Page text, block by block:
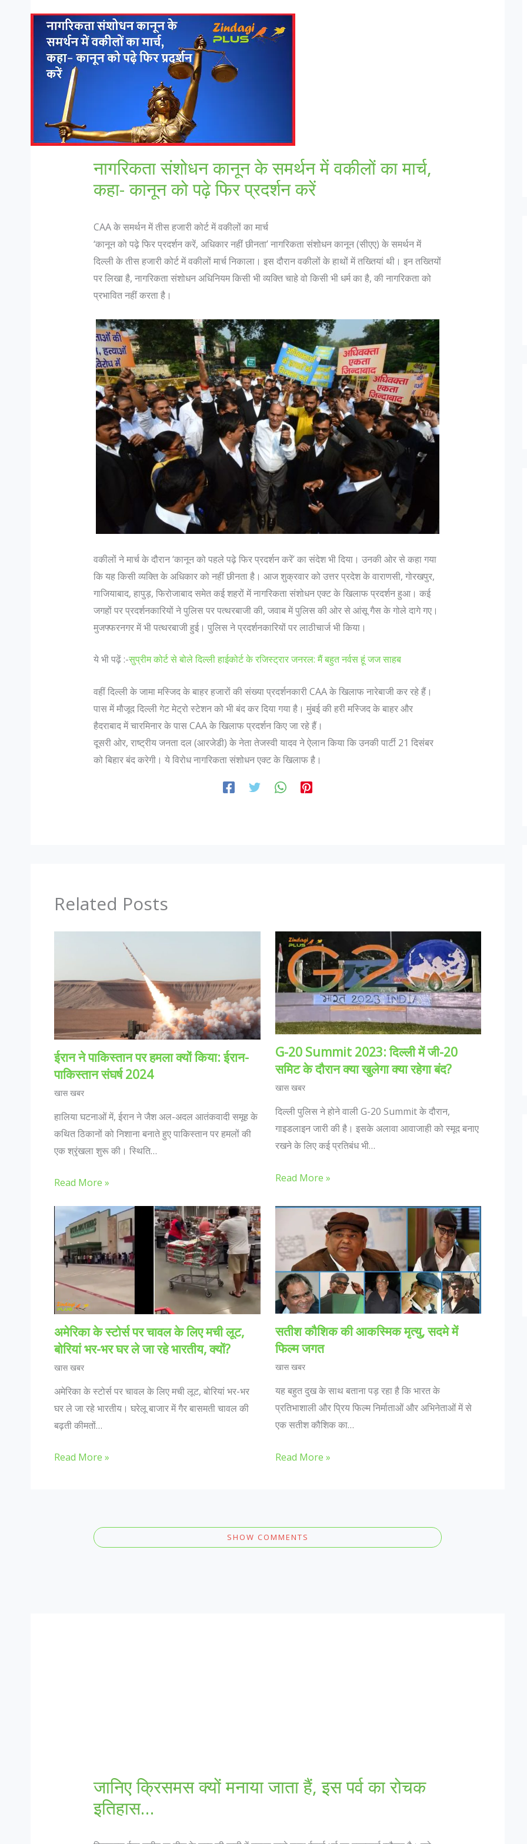
नागरिकता संशोधन कानून के समर्थन में वकीलों का मार्च,
कहा- कानून को पढ़े फिर प्रदर्शन करें
CAA के समर्थन में तीस हजारी कोर्ट में वकीलों का मार्च
‘कानून को पढ़े फिर प्रदर्शन करें, अधिकार नहीं छीनता’ नागरिकता संशोधन कानून (सीएए) के समर्थन में
दिल्ली के तीस हजारी कोर्ट में वकीलों मार्च निकाला। इस दौरान वकीलों के हाथों में तख्तियां थी। इन तख्तियों
पर लिखा है, नागरिकता संशोधन अधिनियम किसी भी व्यक्ति चाहे वो किसी भी धर्म का है, की नागरिकता को
प्रभावित नहीं करता है।
वकीलों ने मार्च के दौरान ‘कानून को पहले पढ़े फिर प्रदर्शन करें’ का संदेश भी दिया। उनकी ओर से कहा गया
कि यह किसी व्यक्ति के अधिकार को नहीं छीनता है। आज शुक्रवार को उत्तर प्रदेश के वाराणसी, गोरखपुर,
गाजियाबाद, हापुड़, फिरोजाबाद समेत कई शहरों में नागरिकता संशोधन एक्ट के खिलाफ प्रदर्शन हुआ। कई
जगहों पर प्रदर्शनकारियों ने पुलिस पर पत्थरबाजी की, जवाब में पुलिस की ओर से आंसू गैस के गोले दागे गए।
मुजफ्फरनगर में भी पत्थरबाजी हुई। पुलिस ने प्रदर्शनकारियों पर लाठीचार्ज भी किया।
ये भी पढ़ें :-सुप्रीम कोर्ट से बोले दिल्ली हाईकोर्ट के रजिस्ट्रार जनरल: मैं बहुत नर्वस हूं जज साहब
वहीं दिल्ली के जामा मस्जिद के बाहर हजारों की संख्या प्रदर्शनकारी CAA के खिलाफ नारेबाजी कर रहे हैं।
पास में मौजूद दिल्ली गेट मेट्रो स्टेशन को भी बंद कर दिया गया है। मुंबई की हरी मस्जिद के बाहर और
हैदराबाद में चारमिनार के पास CAA के खिलाफ प्रदर्शन किए जा रहे हैं।
दूसरी ओर, राष्ट्रीय जनता दल (आरजेडी) के नेता तेजस्वी यादव ने ऐलान किया कि उनकी पार्टी 21 दिसंबर
को बिहार बंद करेगी। ये विरोध नागरिकता संशोधन एक्ट के खिलाफ है।
Related Posts
ईरान ने पाकिस्तान पर हमला क्यों किया: ईरान-
पाकिस्तान संघर्ष 2024
खास खबर
हालिया घटनाओं में, ईरान ने जैश अल-अदल आतंकवादी समूह के
कथित ठिकानों को निशाना बनाते हुए पाकिस्तान पर हमलों की
एक श्रृंखला शुरू की। स्थिति…
Read More »
G-20 Summit 2023: दिल्ली में जी-20
समिट के दौरान क्या खुलेगा क्या रहेगा बंद?
खास खबर
दिल्ली पुलिस ने होने वाली G-20 Summit के दौरान,
गाइडलाइन जारी की है। इसके अलावा आवाजाही को स्मूद बनाए
रखने के लिए कई प्रतिबंध भी…
Read More »
अमेरिका के स्टोर्स पर चावल के लिए मची लूट,
बोरियां भर-भर घर ले जा रहे भारतीय, क्यों?
खास खबर
अमेरिका के स्टोर्स पर चावल के लिए मची लूट, बोरियां भर-भर
घर ले जा रहे भारतीय। घरेलू बाजार में गैर बासमती चावल की
बढ़ती कीमतों…
Read More »
सतीश कौशिक की आकस्मिक मृत्यु, सदमे में
फिल्म जगत
खास खबर
यह बहुत दुख के साथ बताना पड़ रहा है कि भारत के
प्रतिभाशाली और प्रिय फिल्म निर्माताओं और अभिनेताओं में से
एक सतीश कौशिक का…
Read More »
SHOW COMMENTS
जानिए क्रिसमस क्यों मनाया जाता हैं, इस पर्व का रोचक
इतिहास…
डॉक्टर भारत जैसे सहिष्णु देश में :
: सहिष्णु देश में .. मैं एक मुस्लिम महिला
हूं। बंगलोर में मेरी एक हाइ एण्ड
है। मेरा परिवार कुवैत में रहता है।
जानिए भारतीय सेना मे पद और उन के पदचिन्हों के बारे
Col K D Pathak (Retd) के अनुसार "एक फ़ौजी का
रैंक कभी भी रिटायर नही होती, यह तो एक ऑफिसर होता
है जो रिटायर होता है"| इस पर आगे बढ़ते हुए Lt Gen P
N Hoon (Retd) कहते है कि "Rank is earned...
दिल्ली में लश्कर के फिदायीन हमले की साजिश, नाम
मुंबई हमलों को अंजाम देने वाले आतंकी संगठन लश्कर-ए-
तैयबा के दो आतंकवादी दिल्ली में दाखिल हो चुके हैं। ये